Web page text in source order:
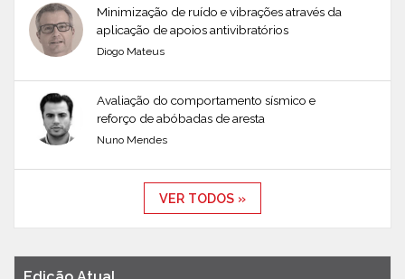
Minimização de ruído e vibrações através da
aplicação de apoios antivibratórios
Diogo Mateus
Avaliação do comportamento sísmico e
reforço de abóbadas de aresta
Nuno Mendes
VER TODOS »